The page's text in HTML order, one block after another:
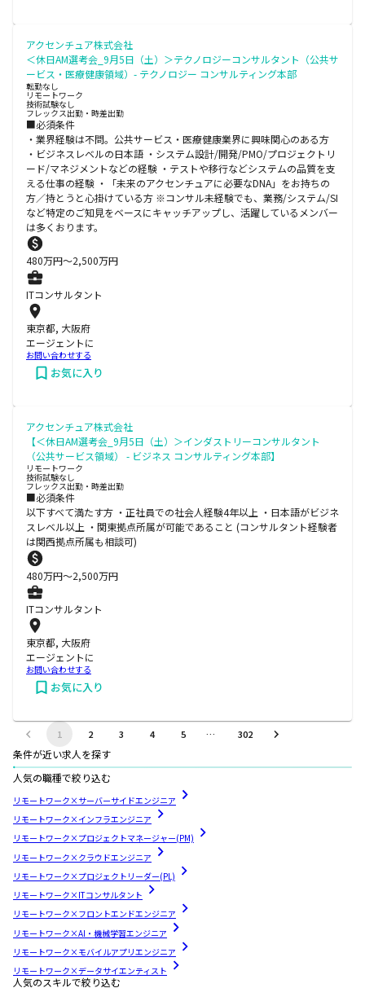
アクセンチュア株式会社
＜休日AM選考会_9月5日（土）＞テクノロジーコンサルタント（公共サ
ービス・医療健康領域）- テクノロジー コンサルティング本部
転勤なし
リモートワーク
技術試験なし
フレックス出勤・時差出勤
■必須条件
・業界経験は不問。公共サービス・医療健康業界に興味関心のある方
・ビジネスレベルの日本語 ・システム設計/開発/PMO/プロジェクトリ
ード/マネジメントなどの経験 ・テストや移行などシステムの品質を支
える仕事の経験 ・「未来のアクセンチュアに必要なDNA」をお持ちの
方／持とうと心掛けている方 ※コンサル未経験でも、業務/システム/SI
など特定のご知見をベースにキャッチアップし、活躍しているメンバー
は多くおります。
480万円〜2,500万円
ITコンサルタント
東京都, 大阪府
エージェントに
お問い合わせする
お気に入り
アクセンチュア株式会社
【＜休日AM選考会_9月5日（土）＞インダストリーコンサルタント
（公共サービス領域） - ビジネス コンサルティング本部】
リモートワーク
技術試験なし
フレックス出勤・時差出勤
■必須条件
以下すべて満たす方 ・正社員での社会人経験4年以上 ・日本語がビジネ
スレベル以上 ・関東拠点所属が可能であること (コンサルタント経験者
は関西拠点所属も相談可)
480万円〜2,500万円
ITコンサルタント
東京都, 大阪府
エージェントに
お問い合わせする
お気に入り
1 2 3 4 5 … 302
条件が近い求人を探す
人気の職種で絞り込む
リモートワーク×サーバーサイドエンジニア
リモートワーク×インフラエンジニア
リモートワーク×プロジェクトマネージャー(PM)
リモートワーク×クラウドエンジニア
リモートワーク×プロジェクトリーダー(PL)
リモートワーク×ITコンサルタント
リモートワーク×フロントエンドエンジニア
リモートワーク×AI・機械学習エンジニア
リモートワーク×モバイルアプリエンジニア
リモートワーク×データサイエンティスト
人気のスキルで絞り込む